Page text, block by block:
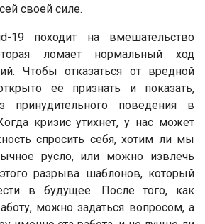
своей силе.
19 походит на вмешательство
ломает нормальный ход
Чтобы отказаться от вредной
её признать и показать,
принудительного поведения в
кризис утихнет, у нас может
спросить себя, хотим ли мы
русло, или можно извлечь
разрыва шаблонов, который
в будущее. После того, как
можно задаться вопросом, а